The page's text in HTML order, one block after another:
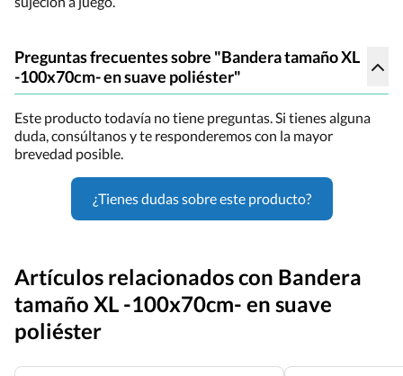
Preguntas frecuentes sobre "Bandera tamaño XL
-100x70cm- en suave poliéster"
Este producto todavía no tiene preguntas. Si tienes alguna
duda, consúltanos y te responderemos con la mayor
brevedad posible.
¿Tienes dudas sobre este producto?
Artículos relacionados con Bandera
tamaño XL -100x70cm- en suave
poliéster